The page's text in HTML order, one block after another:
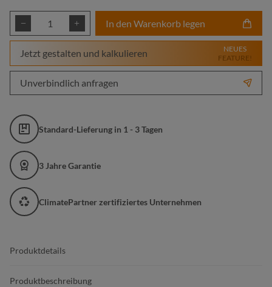
Produkt Anzahl: Gib den gewünschten
In den Warenkorb legen
Jetzt gestalten und kalkulieren
NEUES
FEATURE!
Unverbindlich anfragen
Standard-Lieferung in 1 - 3 Tagen
3 Jahre Garantie
ClimatePartner zertifiziertes Unternehmen
Produktdetails
Produktbeschreibung